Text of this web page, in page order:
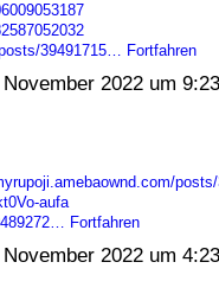
39491715… Fortfahren
2022 um
aufa
Fortfahren
2022 um